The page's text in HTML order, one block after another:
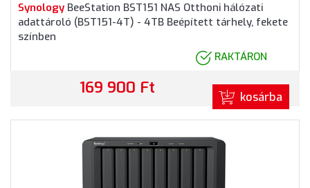
Synology BeeStation BST151 NAS Otthoni hálózati
adattároló (BST151-4T) - 4TB Beépített tárhely, fekete
színben
RAKTÁRON
169 900 Ft kosárba